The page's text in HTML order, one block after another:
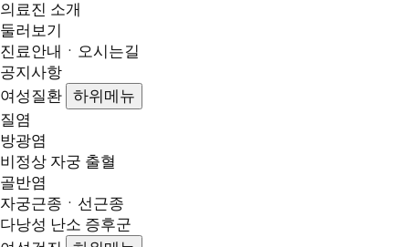
의료진 소개
둘러보기
진료안내ㆍ오시는길
공지사항
여성질환
하위메뉴
질염
방광염
비정상 자궁 출혈
골반염
자궁근종ㆍ선근종
다낭성 난소 증후군